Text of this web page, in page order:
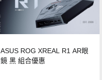
ASUS ROG XREAL R1 AR眼
鏡 黑 組合優惠